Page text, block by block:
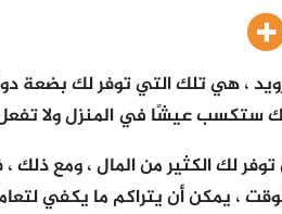
، هي تلك التي توفر لك بضعة
ستكسب عيشًا في المنزل ولا
لك الكثير من المال ، ومع ذلك
، يمكن أن يتراكم ما يكفي